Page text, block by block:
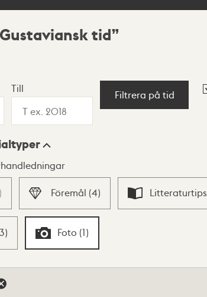
Gustaviansk tid
Till
Filtrera på tid
) Föremål (4) Litteraturtips
3) Foto (1)